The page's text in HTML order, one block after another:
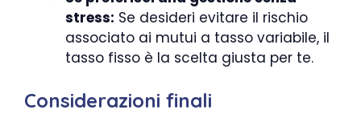
stress: Se desideri evitare il rischio
associato ai mutui a tasso variabile, il
tasso fisso è la scelta giusta per te.
Considerazioni finali